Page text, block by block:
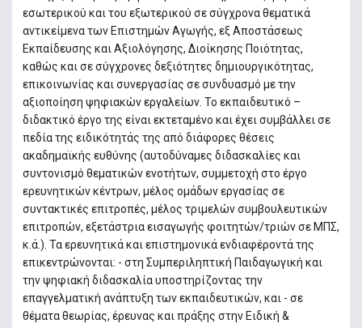
εσωτερικού και του εξωτερικού σε σύγχρονα θεματικά
αντικείμενα των Επιστημών Αγωγής, εξ Αποστάσεως
Εκπαίδευσης και Αξιολόγησης, Διοίκησης Ποιότητας,
καθώς και σε σύγχρονες δεξιότητες δημιουργικότητας,
επικοινωνίας και συνεργασίας σε συνδυασμό με την
αξιοποίηση ψηφιακών εργαλείων. Το εκπαιδευτικό –
διδακτικό έργο της είναι εκτεταμένο και έχει συμβάλλει σε
πεδία της ειδικότητάς της από διάφορες θέσεις
ακαδημαϊκής ευθύνης (αυτοδύναμες διδασκαλίες και
συντονισμό θεματικών ενοτήτων, συμμετοχή στο έργο
ερευνητικών κέντρων, μέλος ομάδων εργασίας σε
συντακτικές επιτροπές, μέλος τριμελών συμβουλευτικών
επιτροπών, εξετάστρια εισαγωγής φοιτητών/τριών σε ΜΠΣ,
κ.ά.). Τα ερευνητικά και επιστημονικά ενδιαφέροντά της
επικεντρώνονται: - στη Συμπεριληπτική Παιδαγωγική και
την ψηφιακή διδασκαλία υποστηρίζοντας την
επαγγελματική ανάπτυξη των εκπαιδευτικών, και - σε
θέματα θεωρίας, έρευνας και πράξης στην Ειδική &